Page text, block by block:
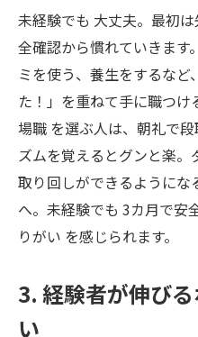
未経験でも 大丈夫。最初
全確認から慣れていきます
ミを使う、養生をするなど
た！」を重ねて手に職つけ
場職 を選ぶ人は、朝礼で
ズムを覚えるとグンと楽
取り回しができるように
へ。未経験でも 3カ月で安
りがい を感じられます。
3. 経験者が伸び
い